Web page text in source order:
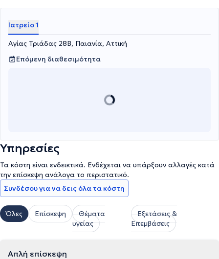
Ιατρείο 1
Αγίας Τριάδας 28Β, Παιανία, Αττική
Επόμενη διαθεσιμότητα
Υπηρεσίες
Τα κόστη είναι ενδεικτικά. Ενδέχεται να υπάρξουν αλλαγές κατά
την επίσκεψη ανάλογα το περιστατικό.
Συνδέσου για να δεις όλα τα κόστη
Όλες Επίσκεψη
Θέματα
υγείας
Εξετάσεις &
Επεμβάσεις
Απλή επίσκεψη